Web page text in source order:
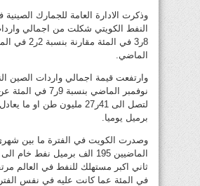
وذكرت الادارة العامة للجمارك
النفط الكويتي شكلت من اجمالي
8ر3 في المئة
الماضي.
وارتفعت قيمة اجمالي واردات الصين
نوفمبر الماضي بنسبة
برميل يوميا.
وصدرت الكويت في الفترة ما بين شهري
الماضيين 195 الف برميل نفط
في المئة عما كانت عليه في نفس